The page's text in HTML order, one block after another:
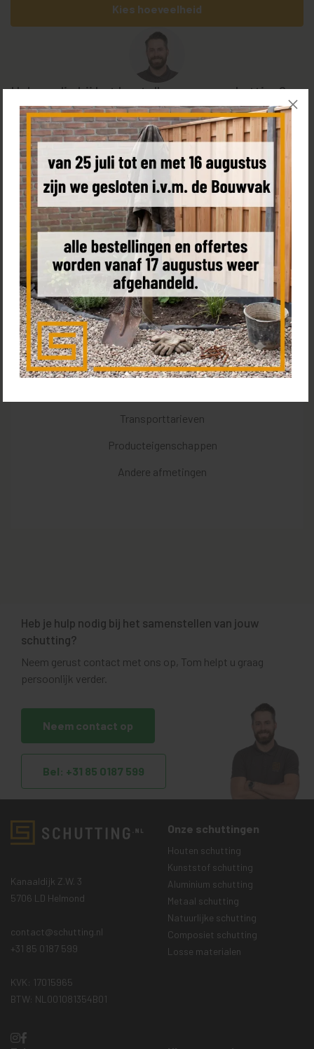
Kies hoeveelheid
Hulp nodig bij het bestellen van uw schutting?
Bel +31 85 0187 599, plan een(video) callmet Tom of bezoek
deshowroom
Bestel een sample
Product omschrijving
Kenmerken
Transporttarieven
Producteigenschappen
Andere afmetingen
Heb je hulp nodig bij het samenstellen van jouw
schutting?
Neem gerust contact met ons op, Tom helpt u graag
persoonlijk verder.
Neem contact op
Bel: +31 85 0187 599
Kanaaldijk Z.W. 3
5706 LD Helmond
contact@schutting.nl
+31 85 0187 599
KVK: 17015965
BTW: NL001081354B01
Onze schuttingen
Houten schutting
Kunststof schutting
Aluminium schutting
Metaal schutting
Natuurlijke schutting
Composiet schutting
Losse materialen